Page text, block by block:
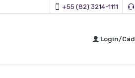
+55 (82) 3214-1111
Login/